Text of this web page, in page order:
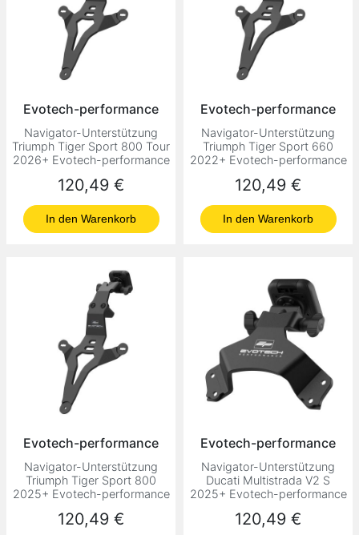
Evotech-performance
Navigator-Unterstützung
Triumph Tiger Sport 800 Tour
2026+ Evotech-performance
Preis
120,49 €
In den Warenkorb
Evotech-performance
Navigator-Unterstützung
Triumph Tiger Sport 660
2022+ Evotech-performance
Preis
120,49 €
In den Warenkorb
Evotech-performance
Navigator-Unterstützung
Triumph Tiger Sport 800
2025+ Evotech-performance
Preis
120,49 €
Evotech-performance
Navigator-Unterstützung
Ducati Multistrada V2 S
2025+ Evotech-performance
Preis
120,49 €